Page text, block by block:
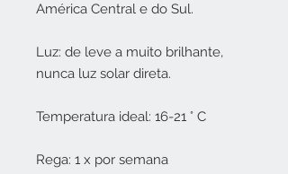
América Central e do Sul.
Luz: de leve a muito brilhante,
nunca luz solar direta.
Temperatura ideal: 16-21 ° C
Rega: 1 x por semana